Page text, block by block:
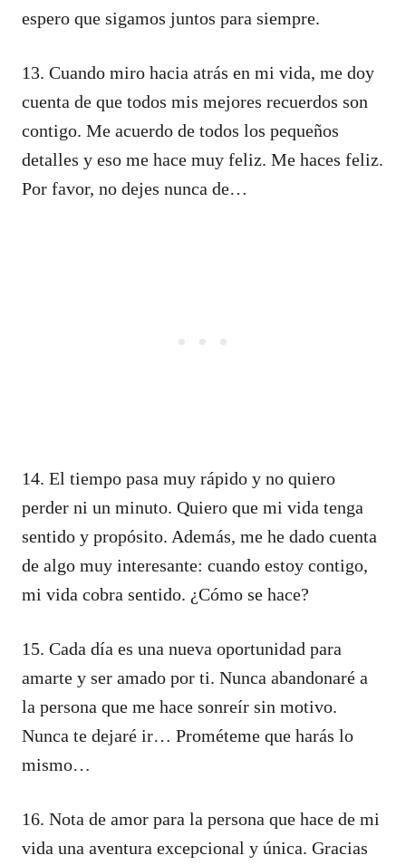
espero que sigamos juntos para siempre.
13. Cuando miro hacia atrás en mi vida, me doy
cuenta de que todos mis mejores recuerdos son
contigo. Me acuerdo de todos los pequeños
detalles y eso me hace muy feliz. Me haces feliz.
Por favor, no dejes nunca de…
14. El tiempo pasa muy rápido y no quiero
perder ni un minuto. Quiero que mi vida tenga
sentido y propósito. Además, me he dado cuenta
de algo muy interesante: cuando estoy contigo,
mi vida cobra sentido. ¿Cómo se hace?
15. Cada día es una nueva oportunidad para
amarte y ser amado por ti. Nunca abandonaré a
la persona que me hace sonreír sin motivo.
Nunca te dejaré ir… Prométeme que harás lo
mismo…
16. Nota de amor para la persona que hace de mi
vida una aventura excepcional y única. Gracias